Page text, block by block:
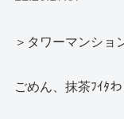
＞タワーマンショ
ごめん、抹茶ﾌｲﾀわ